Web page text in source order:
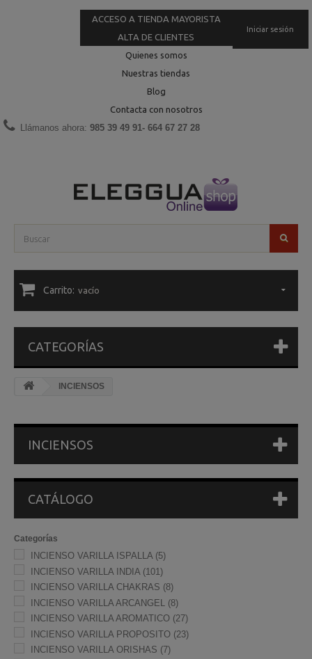
Iniciar sesión
ACCESO A TIENDA MAYORISTA
ALTA DE CLIENTES
Quienes somos
Nuestras tiendas
Blog
Contacta con nosotros
Llámanos ahora: 985 39 49 91- 664 67 27 28
Carrito: vacío
CATEGORÍAS
INCIENSOS
INCIENSOS
CATÁLOGO
Categorías
INCIENSO VARILLA ISPALLA (5)
INCIENSO VARILLA INDIA (101)
INCIENSO VARILLA CHAKRAS (8)
INCIENSO VARILLA ARCANGEL
(8)
INCIENSO VARILLA AROMATICO (27)
INCIENSO VARILLA PROPOSITO (23)
INCIENSO VARILLA ORISHAS (7)